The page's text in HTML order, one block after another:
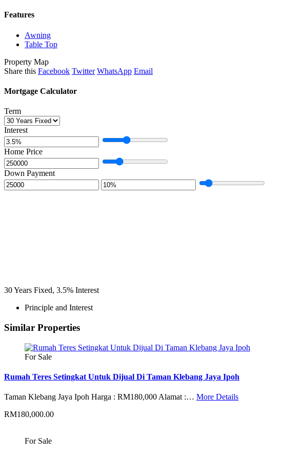
Features
Awning
Table Top
Property Map
Share this Facebook Twitter WhatsApp Email
Mortgage Calculator
Term
Interest
Home Price
Down Payment
30Years Fixed, 3.5% Interest
Principle and Interest
Similar Properties
For Sale
Rumah Teres Setingkat Untuk Dijual Di Taman Klebang Jaya Ipoh
Taman Klebang Jaya Ipoh Harga : RM180,000 Alamat :… More Details
RM180,000.00
For Sale